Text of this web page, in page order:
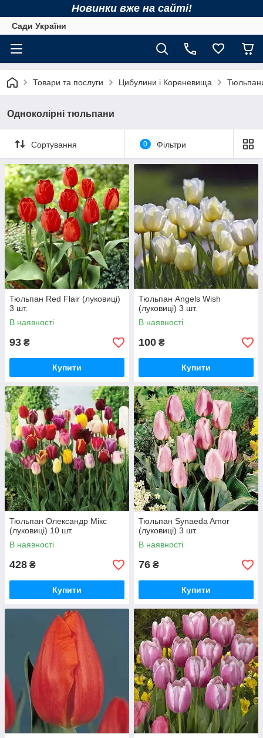
Новинки вже на сайті!
Сади України
Товари та послуги Цибулини і Кореневища
Одноколірні тюльпани
Сортування 0 Фільтри
Тюльпан Red Flair (луковиці)
3 шт.
В наявності
93 ₴
Купити
Тюльпан Angels Wish
(луковиці) 3 шт.
В наявності
100 ₴
Купити
Тюльпан Олександр Мікс
(луковиці) 10 шт.
В наявності
428 ₴
Купити
Тюльпан Synaeda Amor
(луковиці) 3 шт.
В наявності
76 ₴
Купити